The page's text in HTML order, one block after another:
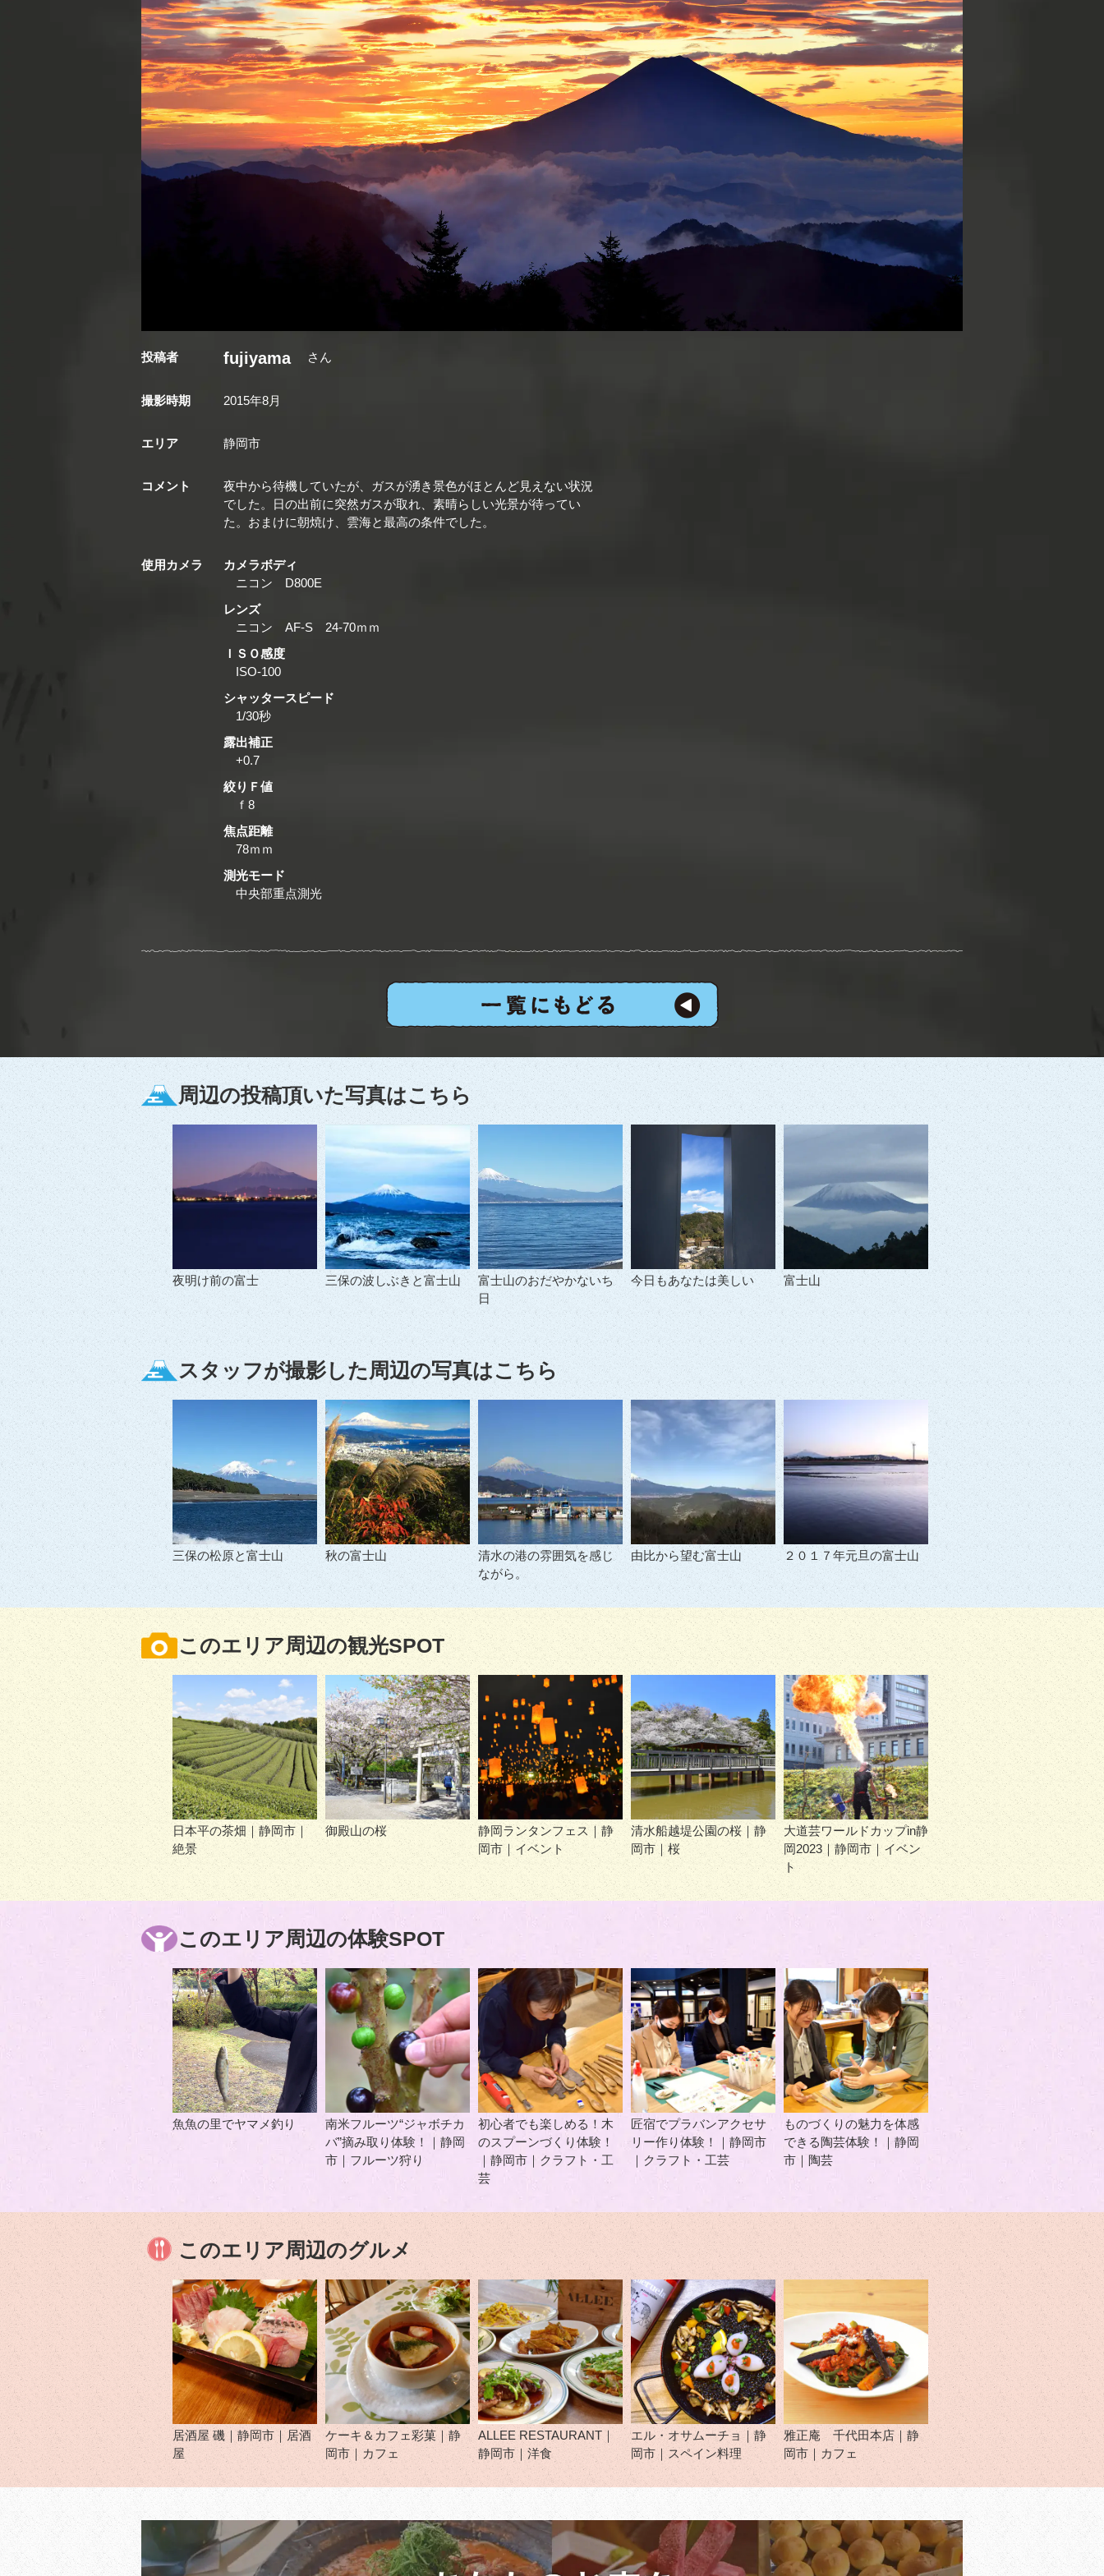
投稿者 fujiyama さん
撮影時期 2015年8月
エリア 静岡市
コメント
夜中から待機していたが、ガスが湧き景色がほとんど見えない状況
でした。日の出前に突然ガスが取れ、素晴らしい光景が待ってい
た。おまけに朝焼け、雲海と最高の条件でした。
使用カメラ
カメラボディ
ニコン D800E
レンズ
ニコン AF-S 24-70ｍｍ
ＩＳＯ感度
ISO-100
シャッタースピード
1/30秒
露出補正
+0.7
絞りＦ値
ｆ8
焦点距離
78ｍｍ
測光モード
中央部重点測光
周辺の投稿頂いた写真はこちら
夜明け前の富士 三保の波しぶきと富士山
富士山のおだやかないち
日
今日もあなたは美しい 富士山
スタッフが撮影した周辺の写真はこちら
三保の松原と富士山 秋の富士山
清水の港の雰囲気を感じ
ながら。
由比から望む富士山 ２０１７年元旦の富士山
このエリア周辺の観光SPOT
日本平の茶畑｜静岡市｜
絶景
御殿山の桜
静岡ランタンフェス｜静
岡市｜イベント
清水船越堤公園の桜｜静
岡市｜桜
大道芸ワールドカップin静
岡2023｜静岡市｜イベン
ト
このエリア周辺の体験SPOT
魚魚の里でヤマメ釣り
南米フルーツ“ジャボチカ
バ”摘み取り体験！｜静岡
市｜フルーツ狩り
初心者でも楽しめる！木
のスプーンづくり体験！
｜静岡市｜クラフト・工
芸
匠宿でプラバンアクセサ
リー作り体験！｜静岡市
｜クラフト・工芸
ものづくりの魅力を体感
できる陶芸体験！｜静岡
市｜陶芸
このエリア周辺のグルメ
居酒屋 磯｜静岡市｜居酒
屋
ケーキ＆カフェ彩菓｜静
岡市｜カフェ
ALLEE RESTAURANT｜
静岡市｜洋食
エル・オサムーチョ｜静
岡市｜スペイン料理
雅正庵 千代田本店｜静
岡市｜カフェ